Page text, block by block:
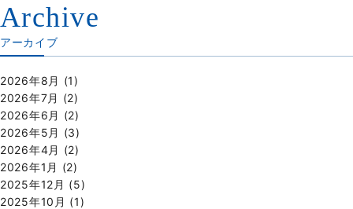
Archive
アーカイブ
2026年8月 (1)
2026年7月 (2)
2026年6月 (2)
2026年5月 (3)
2026年4月 (2)
2026年1月 (2)
2025年12月 (5)
2025年10月 (1)